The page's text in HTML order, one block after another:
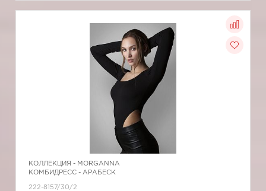
КОЛЛЕКЦИЯ - MORGANNA
КОМБИДРЕСС - АРАБЕСК
222-8157/30/2